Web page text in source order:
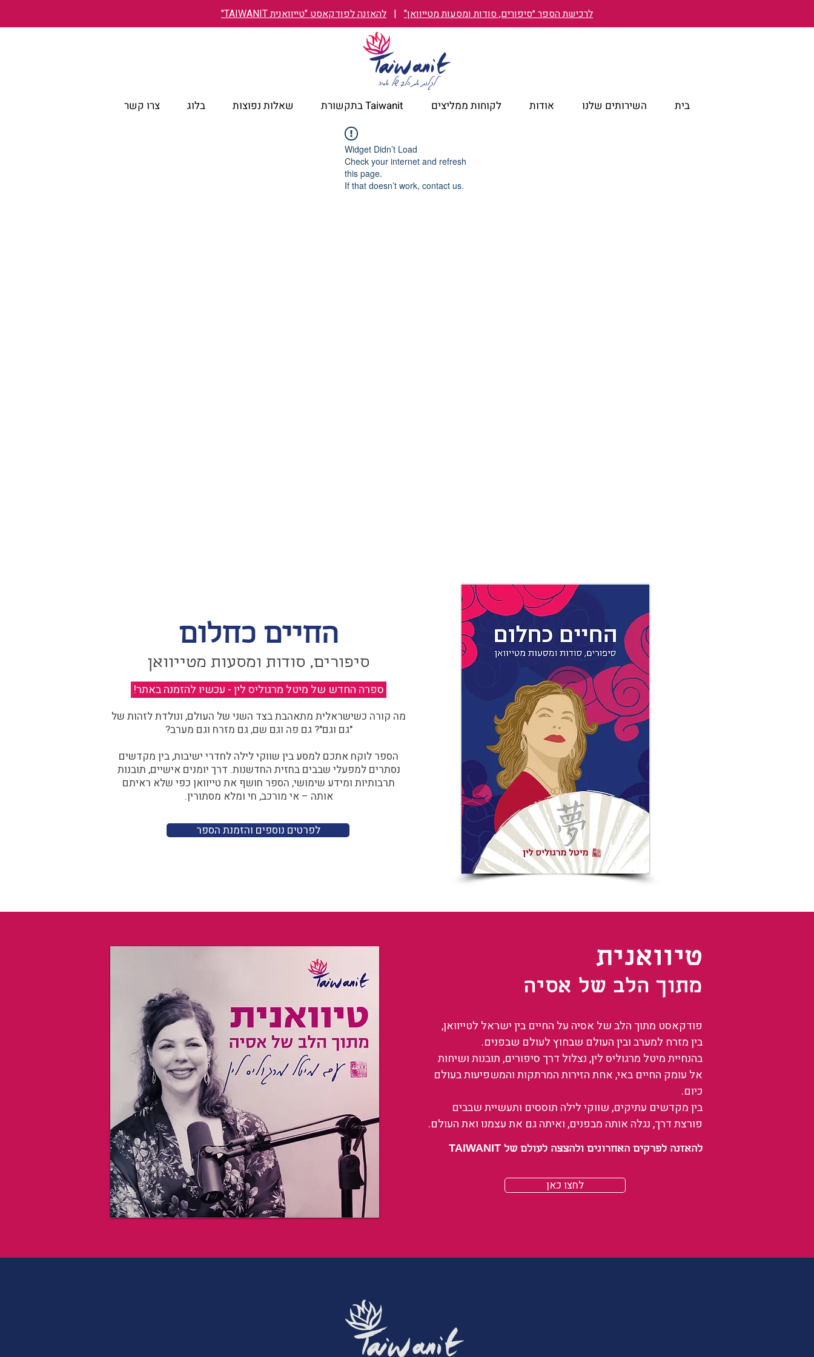
לרכישת הספר ״סיפורים, סודות ומסעות מטייוואן" | להאזנה לפודקאסט "טייוואנית TAIWANIT"
בית השירותים שלנו אודות לקוחות ממליצים Taiwanit בתקשורת שאלות נפוצות בלוג צרו קשר
Widget Didn’t Load
Check your internet and refresh
this page.
If that doesn’t work, contact us.
החיים כחלום
סיפורים, סודות ומסעות מטייוואן
ספרה החדש של מיטל מרגוליס לין - עכשיו להזמנה באתר!
מה קורה כשישראלית מתאהבת בצד השני של העולם, ונולדת לזהות של
"גם וגם"? גם פה וגם שם, גם מזרח וגם מערב?​​
הספר לוקח אתכם למסע בין שווקי לילה לחדרי ישיבות, בין מקדשים
נסתרים למפעלי שבבים בחזית החדשנות. דרך יומנים אישיים, תובנות
תרבותיות ומידע שימושי, הספר חושף את טייוואן כפי שלא ראיתם
אותה – אי מורכב, חי ומלא מסתורין.
לפרטים נוספים והזמנת הספר
טיוואנית
מתוך הלב של אסיה
פודקאסט מתוך הלב של אסיה על החיים בין ישראל לטייוואן,
בין מזרח למערב ובין העולם שבחוץ לעולם שבפנים.
בהנחיית מיטל מרגוליס לין, נצלול דרך סיפורים, תובנות ושיחות
אל עומק החיים באי, אחת הזירות המרתקות והמשפיעות בעולם
כיום.
בין מקדשים עתיקים, שווקי לילה תוססים ותעשיית שבבים
פורצת דרך, נגלה אותה מבפנים, ואיתה גם את עצמנו ואת העולם.
להאזנה לפרקים האחרונים ולהצצה לעולם של TAIWANIT
לחצו כאן